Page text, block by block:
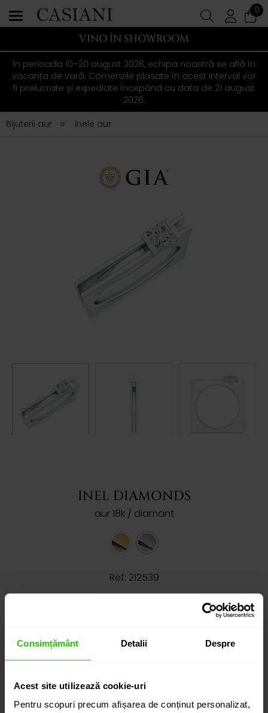
Consimțământ Detalii Despre
Acest site utilizează cookie-uri
Pentru scopuri precum afișarea de conținut personalizat,
0
VINO ÎN SHOWROOM
În perioada 10–20 august 2026, echipa noastră se află în
vacanța de vară. Comenzile plasate în acest interval vor
fi prelucrate și expediate începând cu data de 21 august
2026.
Bijuterii aur
Inele aur
INEL DIAMONDS
aur 18k / diamant
Ref: 212539
detalii suplimentare